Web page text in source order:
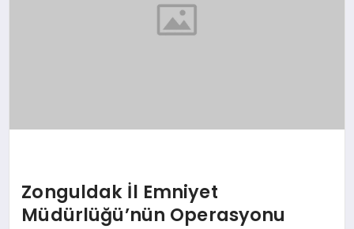
Zonguldak İl Emniyet
Müdürlüğü’nün Operasyonu